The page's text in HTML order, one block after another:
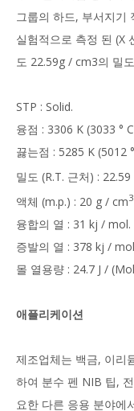
그룹의 하드, 부서지기
실험적으로 측정 된 (X
도 22.59g / cm3의 밀
STP : Solid.
융점 : 3306 K (3033 °
끓는점 : 5285 K (5012
밀도 (R.T. 근처) :
액체 (m.p.) : 20 g / cm3
융합의 열 : 31 kj / mol.
증발의 열 : 378 kj /
몰 열용량 : 24.7 J /
애플리케이션
제조업체는 백금, 이리
하여 분수 펜 NIB 팁,
요한 다른 응용 분야에